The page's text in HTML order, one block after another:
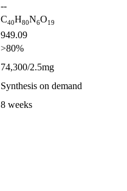
--
C40H80N6O19
949.09
>80%
74,300/2.5mg
Synthesis on demand
8 weeks